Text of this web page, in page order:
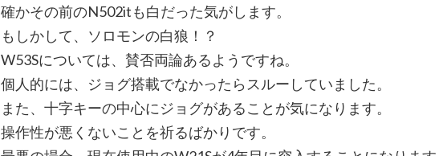
確かその前のN502itも白だった気がします。
もしかして、ソロモンの白狼！？
W53Sについては、賛否両論あるようですね。
個人的には、ジョグ搭載でなかったらスルーしていました。
また、十字キーの中心にジョグがあることが気になります。
操作性が悪くないことを祈るばかりです。